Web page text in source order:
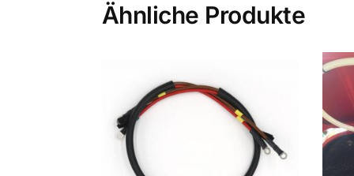
Ähnliche Produkte